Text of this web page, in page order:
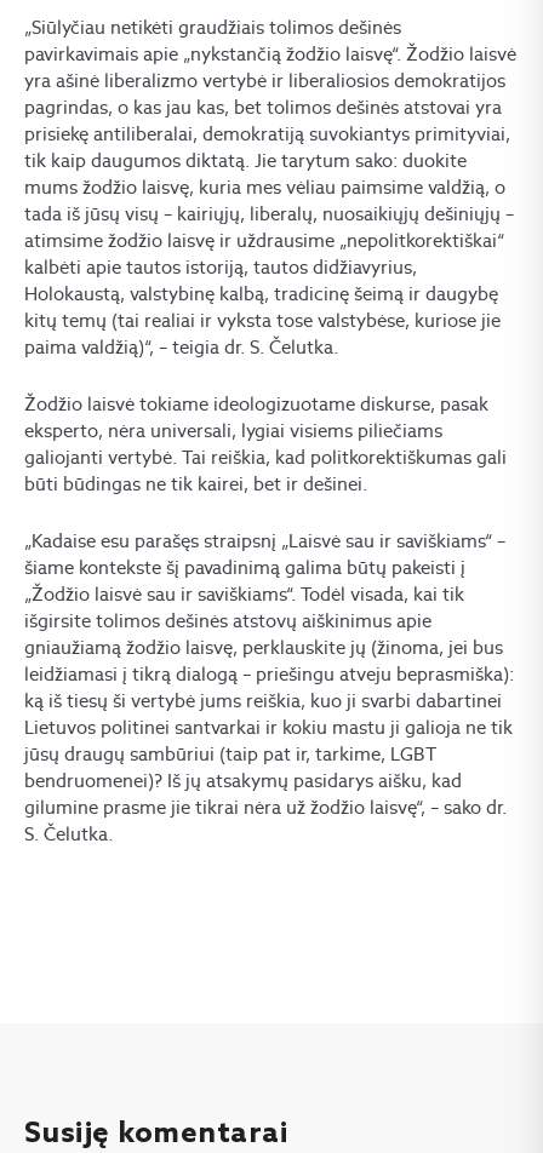
„Siūlyčiau netikėti graudžiais tolimos dešinės
pavirkavimais apie „nykstančią žodžio laisvę“. Žodžio laisvė
yra ašinė liberalizmo vertybė ir liberaliosios demokratijos
pagrindas, o kas jau kas, bet tolimos dešinės atstovai yra
prisiekę antiliberalai, demokratiją suvokiantys primityviai,
tik kaip daugumos diktatą. Jie tarytum sako: duokite
mums žodžio laisvę, kuria mes vėliau paimsime valdžią, o
tada iš jūsų visų – kairiųjų, liberalų, nuosaikiųjų dešiniųjų –
atimsime žodžio laisvę ir uždrausime „nepolitkorektiškai“
kalbėti apie tautos istoriją, tautos didžiavyrius,
Holokaustą, valstybinę kalbą, tradicinę šeimą ir daugybę
kitų temų (tai realiai ir vyksta tose valstybėse, kuriose jie
paima valdžią)“, – teigia dr. S. Čelutka.
Žodžio laisvė tokiame ideologizuotame diskurse, pasak
eksperto, nėra universali, lygiai visiems piliečiams
galiojanti vertybė. Tai reiškia, kad politkorektiškumas gali
būti būdingas ne tik kairei, bet ir dešinei.
„Kadaise esu parašęs straipsnį „Laisvė sau ir saviškiams“ –
šiame kontekste šį pavadinimą galima būtų pakeisti į
„Žodžio laisvė sau ir saviškiams“. Todėl visada, kai tik
išgirsite tolimos dešinės atstovų aiškinimus apie
gniaužiamą žodžio laisvę, perklauskite jų (žinoma, jei bus
leidžiamasi į tikrą dialogą – priešingu atveju beprasmiška):
ką iš tiesų ši vertybė jums reiškia, kuo ji svarbi dabartinei
Lietuvos politinei santvarkai ir kokiu mastu ji galioja ne tik
jūsų draugų sambūriui (taip pat ir, tarkime, LGBT
bendruomenei)? Iš jų atsakymų pasidarys aišku, kad
gilumine prasme jie tikrai nėra už žodžio laisvę“, – sako dr.
S. Čelutka.
Susiję komentarai